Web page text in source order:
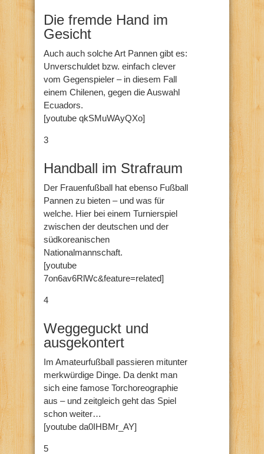
Die fremde Hand im
Gesicht
Auch auch solche Art Pannen gibt es:
Unverschuldet bzw. einfach clever
vom Gegenspieler – in diesem Fall
einem Chilenen, gegen die Auswahl
Ecuadors.
[youtube qkSMuWAyQXo]
3
Handball im Strafraum
Der Frauenfußball hat ebenso Fußball
Pannen zu bieten – und was für
welche. Hier bei einem Turnierspiel
zwischen der deutschen und der
südkoreanischen
Nationalmannschaft.
[youtube
7on6av6RlWc&feature=related]
4
Weggeguckt und
ausgekontert
Im Amateurfußball passieren mitunter
merkwürdige Dinge. Da denkt man
sich eine famose Torchoreographie
aus – und zeitgleich geht das Spiel
schon weiter…
[youtube da0IHBMr_AY]
5